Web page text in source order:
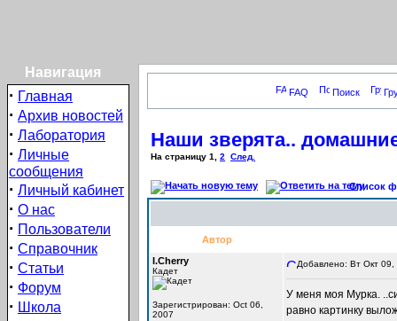
Навигация
· Главная
· Архив новостей
· Лаборатория
· Личные
сообщения
· Личный кабинет
· О нас
· Пользователи
· Справочник
· Статьи
· Форум
· Школа
FAQ Поиск
Наши зверята..
На страницу 1 2 След.
Список
Автор
I.Cherry
Кадет
Зарегистрирован: Oct 06,
2007
Добавлено: Вт Окт
У меня моя Мурка.
равно картинку